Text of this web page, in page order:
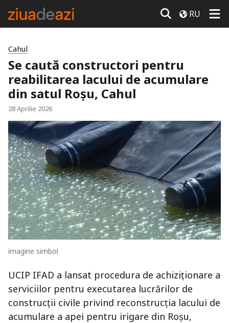
RU
Cahul
Se caută constructori pentru
reabilitarea lacului de acumulare
din satul Roșu, Cahul
28 Aprilie 2026
imagine simbol
UCIP IFAD a lansat procedura de achiziționare a
serviciilor pentru executarea lucrărilor de
construcții civile privind reconstrucția lacului de
acumulare a apei pentru irigare din Roșu,